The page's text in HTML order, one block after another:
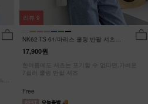
NK62-TS-61/마리스 쿨링 반팔 셔츠
17,900원
한여름에도 셔츠는 포기할 수 없다면,가벼운
7컬러 쿨링 반팔 셔츠
Free
리뷰 9